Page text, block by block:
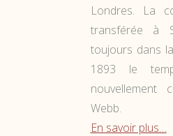
Londres. La
transférée à
toujours dans
1893 le
nouvellement
Webb.
En savoir plus…